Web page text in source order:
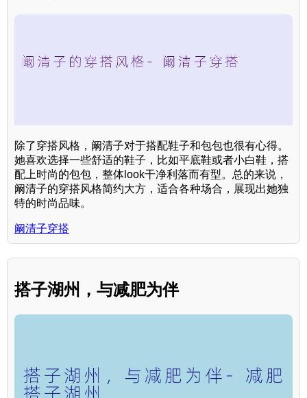
除了穿搭风格，阚清子对于搭配鞋子和包包也很有心得。
她喜欢选择一些舒适的鞋子，比如平底鞋或者小白鞋，搭
配上时尚的包包，整体look干净利落而有型。总的来说，
阚清子的穿搭风格简约大方，适合各种场合，展现出她独
特的时尚品味。
阚清子穿搭
搭子湖州，与减肥为伴